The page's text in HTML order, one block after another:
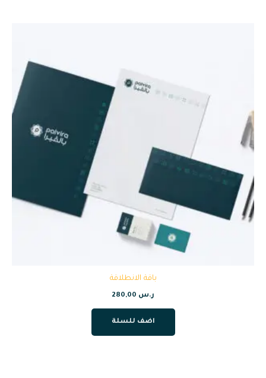
باقة الانطلاقة
ر.س
اضف للسلة